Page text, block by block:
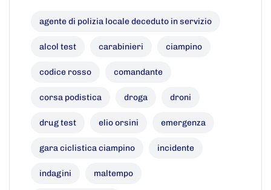
agente di polizia locale deceduto in servizio
alcol test carabinieri ciampino
codice rosso comandante
corsa podistica droga droni
drug test elio orsini emergenza
gara ciclistica ciampino incidente
indagini maltempo